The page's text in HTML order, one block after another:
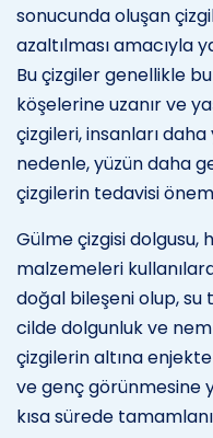
sonucunda oluşan
azaltılması amacıyla
Bu çizgiler genellikle
köşelerine uzanır ve
çizgileri, insanları
nedenle, yüzün daha
çizgilerin tedavisi
Gülme çizgisi dolgusu,
malzemeleri
doğal bileşeni olup,
cilde dolgunluk ve
çizgilerin altına
ve genç görünmesine
kısa sürede